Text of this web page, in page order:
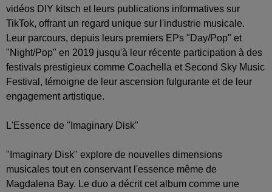
vidéos DIY kitsch et leurs publications informatives sur
TikTok, offrant un regard unique sur l'industrie musicale.
Leur parcours, depuis leurs premiers EPs "Day/Pop" et
"Night/Pop" en 2019 jusqu'à leur récente participation à des
festivals prestigieux comme Coachella et Second Sky Music
Festival, témoigne de leur ascension fulgurante et de leur
engagement artistique.
L'Essence de "Imaginary Disk"
"Imaginary Disk" explore de nouvelles dimensions
musicales tout en conservant l'essence même de
Magdalena Bay. Le duo a décrit cet album comme une